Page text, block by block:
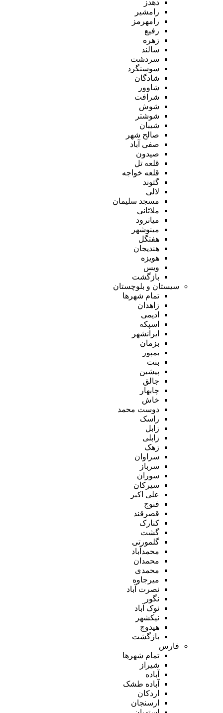
دهدز
رامشیر
رامهرمز
رفیع
زهره
سالند
سردشت
سوسنگرد
شادگان
شاوور
شرافت
شوش
شوشتر
شیبان
صالح شهر
صفی آباد
صیدون
قلعه تل
قلعه خواجه
گتوند
لالی
مسجد سلیمان
ملاثانی
میانرود
مینوشهر
هفتگل
هندیجان
هویزه
ویس
بازگشت
سیستان و بلوچستان
تمام شهر‌ها
زاهدان
ادیمی
اسپکه
ایرانشهر
بزمان
بمپور
بنت
پیشین
جالق
چابهار
خاش
دوست محمد
راسک
زابل
زابلی
زهک
سراوان
سرباز
سوران
سیرکان
علی اکبر
فنوج
قصرقند
کنارک
گشت
گلمورتی
محمدآباد
محمدان
محمدی
میرجاوه
نصرت آباد
نگور
نوک آباد
نیکشهر
هیدوچ
بازگشت
فارس
تمام شهر‌ها
شیراز
آباده
آباده طشک
اردکان
ارسنجان